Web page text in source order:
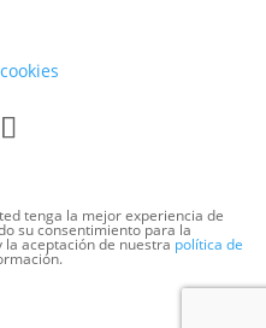
tenga la mejor experiencia de
su consentimiento para la
aceptación de nuestra política de